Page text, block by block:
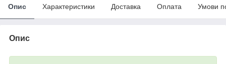
Опис Характеристики Доставка Оплата Умови
Опис